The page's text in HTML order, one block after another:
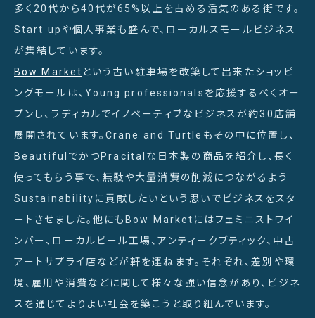
多く20代から40代が65%以上を占める活気のある街です。
Start upや個人事業も盛んで、ローカルスモールビジネス
が集結しています。
Bow Market という古い駐車場を改築して出来たショッピ
ングモールは、Young professionalsを応援するべくオー
プンし、ラディカルでイノベーティブなビジネスが約30店舗
展開されています。Crane and Turtleもその中に位置し、
BeautifulでかつPracitalな日本製の商品を紹介し、長く
使ってもらう事で、無駄や大量消費の削減につながるよう
Sustainabilityに貢献したいという思いでビジネスをスタ
ートさせました。他にもBow Marketにはフェミニストワイ
ンバー、ローカルビール工場、アンティークブティック、中古
アートサプライ店などが軒を連ねます。それぞれ、差別や環
境、雇用や消費などに関して様々な強い信念があり、ビジネ
スを通じてよりよい社会を築こうと取り組んでいます。